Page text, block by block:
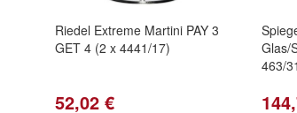
Riedel Extreme Martini PAY 3
GET 4 (2 x 4441/17)
52,02 €
Glas/
463/